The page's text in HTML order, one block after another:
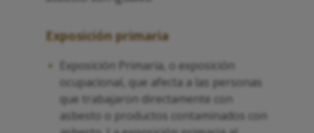
Exposición primaria
Exposición Primaria, o exposición
ocupacional, que afecta a las personas
que trabajaron directamente con
asbesto o productos contaminados con